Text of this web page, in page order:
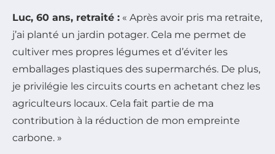
Luc, 60 ans, retraité : « Après avoir pris ma retraite,
j’ai planté un jardin potager. Cela me permet de
cultiver mes propres légumes et d’éviter les
emballages plastiques des supermarchés. De plus,
je privilégie les circuits courts en achetant chez les
agriculteurs locaux. Cela fait partie de ma
contribution à la réduction de mon empreinte
carbone. »